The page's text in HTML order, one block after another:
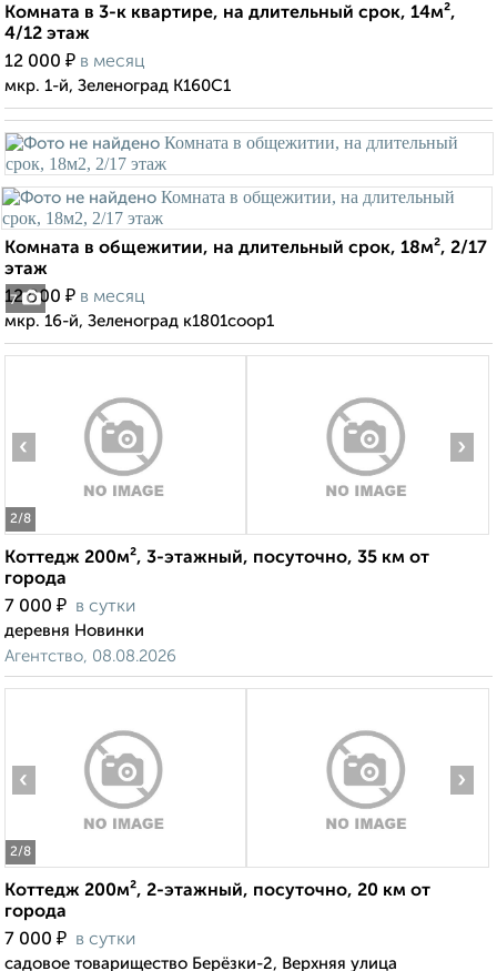
Комната в 3-к квартире, на длительный срок, 14м²,
4/12 этаж
12 000 ₽ в месяц
мкр. 1-й, Зеленоград К160С1
7
Комната в общежитии, на длительный срок, 18м², 2/17
этаж
12 000 ₽ в месяц
мкр. 16-й, Зеленоград к1801соор1
2/8
‹ ›
Коттедж 200м², 3-этажный, посуточно, 35 км от
города
7 000 ₽ в сутки
деревня Новинки
Агентство, 08.08.2026
2/8
‹ ›
Коттедж 200м², 2-этажный, посуточно, 20 км от
города
7 000 ₽ в сутки
садовое товарищество Берёзки-2, Верхняя улица